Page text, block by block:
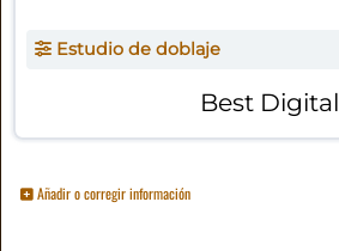
Estudio de doblaje
Best Digital
Añadir o corregir información